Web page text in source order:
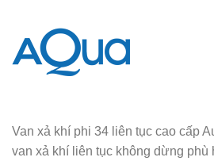
Van xả khí phi 34 liên tục cao cấp
van xả khí liên tục không dừng phù